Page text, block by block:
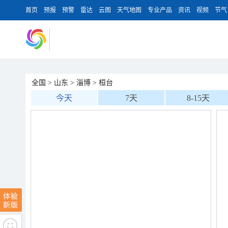
首页 预报 预警 雷达 云图 天气地图 专业产品 资讯 视频 节气
全国 > 山东 > 淄博 > 桓台
今天 7天 8-15天